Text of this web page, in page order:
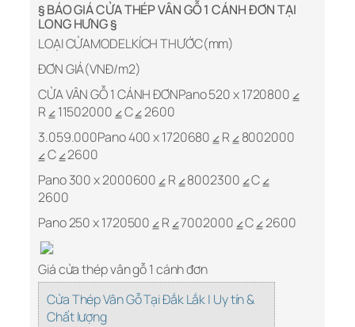
§ BÁO GIÁ CỬA THÉP VÂN GỖ 1 CÁNH ĐƠN TẠI
LONG HƯNG §
LOẠI CỬAMODELKÍCH THƯỚC(mm)
ĐƠN GIÁ(VNĐ/m2)
CỬA VÂN GỖ 1 CÁNH ĐƠNPano 520 x 1720800 ⦤
R ⦤ 11502000 ⦤ C ⦤ 2600
3.059.000Pano 400 x 1720680 ⦤ R ⦤ 8002000
⦤ C ⦤ 2600
Pano 300 x 2000600 ⦤ R ⦤ 8002300 ⦤ C ⦤
2600
Pano 250 x 1720500 ⦤ R ⦤ 7002000 ⦤ C ⦤ 2600
Giá cửa thép vân gỗ 1 cánh đơn
Cửa Thép Vân Gỗ Tại Đắk Lắk | Uy tín &
Chất lượng